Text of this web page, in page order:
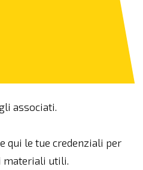
associati.
qui le tue credenziali per
materiali utili.